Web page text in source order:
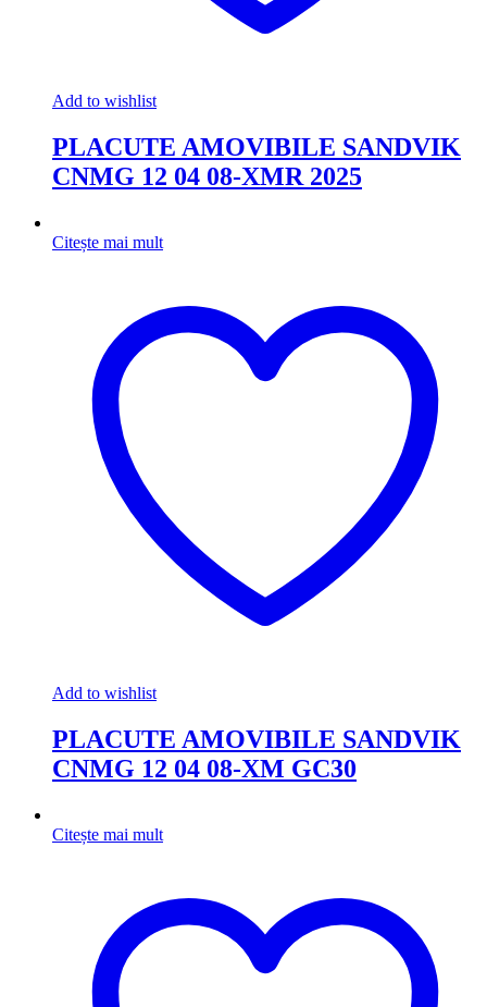
Add to wishlist
PLACUTE AMOVIBILE SANDVIK
CNMG 12 04 08-XMR 2025
Citește mai mult
Add to wishlist
PLACUTE AMOVIBILE SANDVIK
CNMG 12 04 08-XM GC30
Citește mai mult